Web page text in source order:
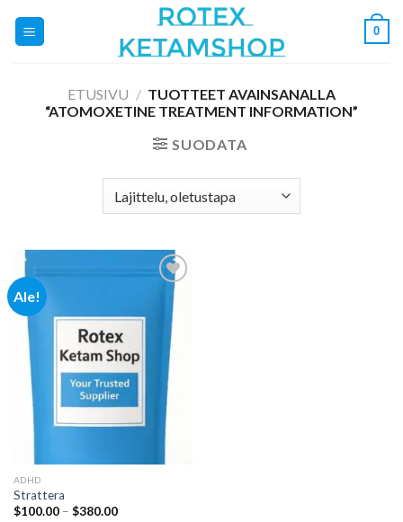
0
ETUSIVU / TUOTTEET AVAINSANALLA
“ATOMOXETINE TREATMENT INFORMATION”
SUODATA
Ale!
Add to
wishlist
ADHD
Strattera
$100.00 – $380.00Hintaluokka: